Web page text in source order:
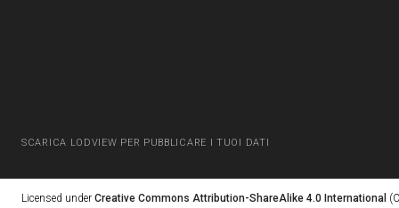
SCARICA LODVIEW PER PUBBLICARE I TUOI DATI
Licensed under Creative Commons Attribution-ShareAlike 4.0 International